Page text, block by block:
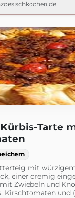
Tarte
mit würzigem
einer cremig
Zwiebeln und
Kirschtomaten und